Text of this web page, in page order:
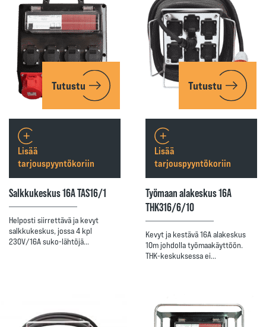
Tutustu
Salkkukeskus 16A TAS16/1
Helposti siirrettävä ja kevyt
salkkukeskus, jossa 4 kpl
230V/16A suko-lähtöjä…
Lisää
tarjouspyyntökoriin
Tutustu
Työmaan alakeskus 16A
THK316/6/10
Kevyt ja kestävä 16A alakeskus
10m johdolla työmaakäyttöön.
THK-keskuksessa ei…
Lisää
tarjouspyyntökoriin